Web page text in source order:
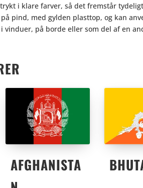
i klare farver, så det fremstår
pind, med gylden plasttop, og kan
vinduer, på borde eller som del af en
AFGHANISTA